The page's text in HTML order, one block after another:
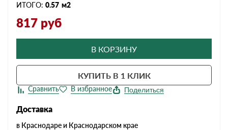
ИТОГО: 0.57 м2
817 руб
В КОРЗИНУ
КУПИТЬ В 1 КЛИК
Поделиться
Доставка
в Краснодаре и Краснодарском крае